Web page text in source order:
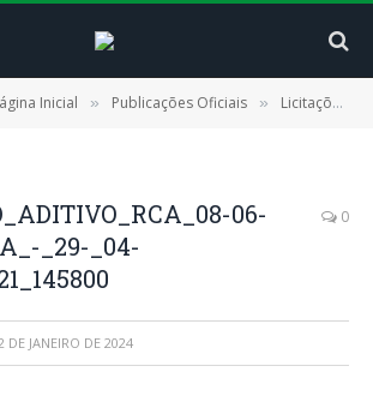
Inicial » Publicações Oficiais » Licitações
06-
_29-_04-
0
DE JANEIRO DE 2024